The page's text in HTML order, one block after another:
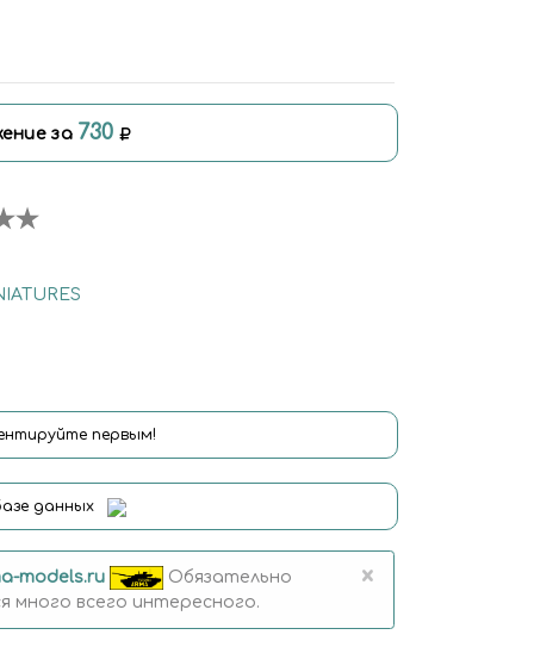
за 730
первым!
данных
models.ru
Обязательно
всего интересного.
×